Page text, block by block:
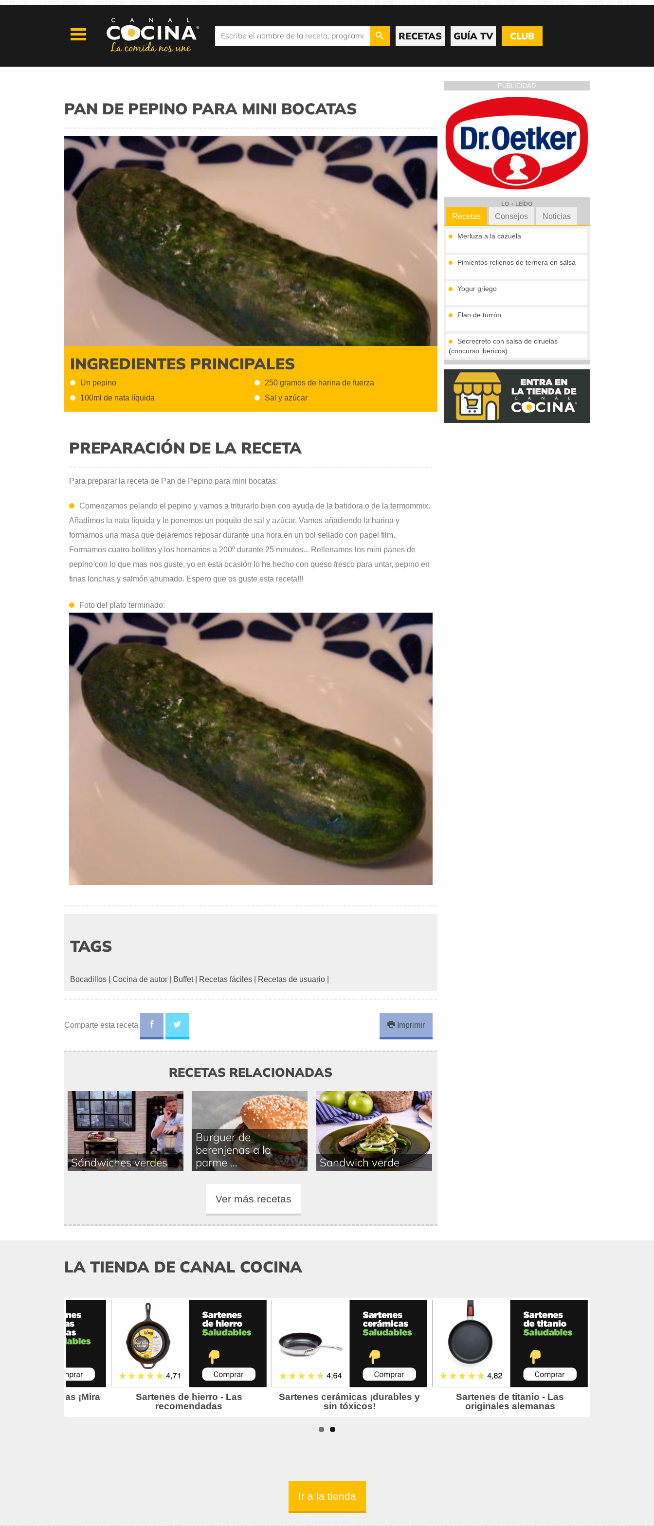
RECETAS GUÍA TV CLUB
PAN DE PEPINO PARA MINI BOCATAS
INGREDIENTES PRINCIPALES
Un pepino
100ml de nata líquida
250 gramos de harina de fuerza
Sal y azúcar
PREPARACIÓN DE LA RECETA
Para preparar la receta de Pan de Pepino para mini bocatas:
Comenzamos pelando el pepino y vamos a triturarlo bien con ayuda de la batidora o de la termommix.
Añadimos la nata líquida y le ponemos un poquito de sal y azúcar. Vamos añadiendo la harina y
formamos una masa que dejaremos reposar durante una hora en un bol sellado con papel film.
Formamos cuatro bollitos y los hornamos a 200º durante 25 minutos... Rellenamos los mini panes de
pepino con lo que mas nos guste, yo en esta ocasiòn lo he hecho con queso fresco para untar, pepino en
finas lonchas y salmón ahumado. Espero que os guste esta receta!!!
Foto del plato terminado:
TAGS
Bocadillos Cocina de autor Buffet| Recetas fáciles Recetas de usuario
Comparte esta receta Imprimir
RECETAS RELACIONADAS
Sándwiches verdes
Burguer de
berenjenas a la
parme ...
Sandwich verde
Ver más recetas
PUBLICIDAD
LO + LEÍDO
Recetas
Merluza a la cazuela
Pimientos rellenos de ternera en salsa
Yogur griego
Flan de turrón
Secrecreto con salsa de ciruelas
(concurso ibericos)
Ensalada de remolacha, gambas, bacon
y salsa cóctel
Consejos Noticias
LA TIENDA DE CANAL COCINA
Ir a la tienda